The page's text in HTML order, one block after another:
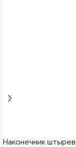
Наконечник